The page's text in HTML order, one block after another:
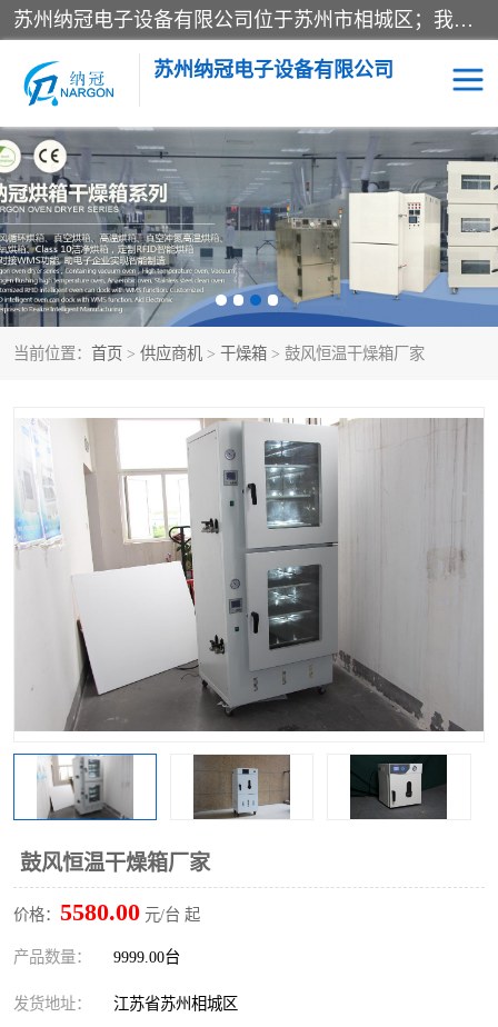
苏州纳冠电子设备有限公司位于苏州市相城区；我司依托国外先进技术结合国内用户的需求，为客户提供具有WMS功能的超低湿快速除湿电子防潮，压缩空气连续干燥柜、智能物料管理氮气储物柜、自制氮氮气柜、防潮氮气组合柜、不锈钢洁净氮气柜、洁净储物柜、石墨舟柜、亮灯导引丝网板存储柜、PCB柔性板气密干燥柜等
苏州纳冠电子设备有限公司
当前位置： 首页 > 供应商机 > 干燥箱 > 鼓风恒温干燥箱厂家
鼓风恒温干燥箱厂家
价格： 5580.00 元/台 起
产品数量： 9999.00台
发货地址： 江苏省苏州相城区
电子防潮箱 氮气柜
智能料架 干燥箱